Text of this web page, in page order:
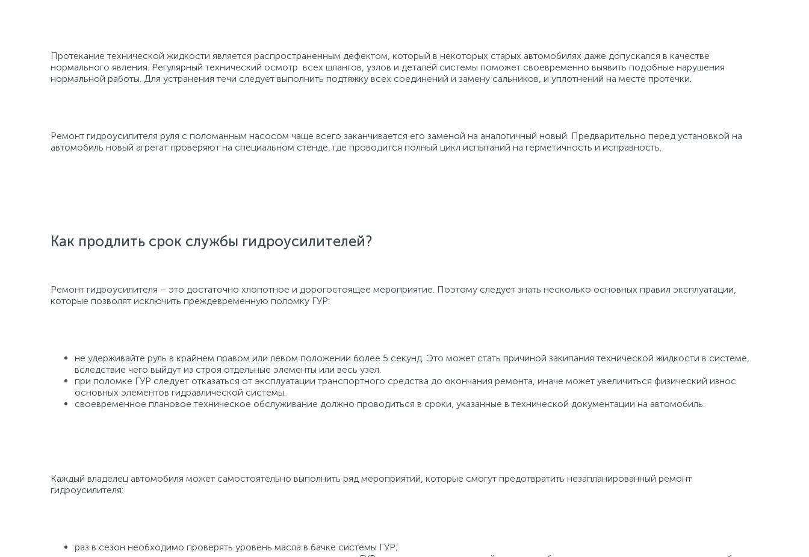
Протекание технической жидкости является распространенным дефектом, который в некоторых старых автомобилях даже допускался в качестве
нормального явления. Регулярный технический осмотр всех шлангов, узлов и деталей системы поможет своевременно выявить подобные нарушения
нормальной работы. Для устранения течи следует выполнить подтяжку всех соединений и замену сальников, и уплотнений на месте протечки.
Ремонт гидроусилителя руля с поломанным насосом чаще всего заканчивается его заменой на аналогичный новый. Предварительно перед установкой на
автомобиль новый агрегат проверяют на специальном стенде, где проводится полный цикл испытаний на герметичность и исправность.
Как продлить срок службы гидроусилителей?
Ремонт гидроусилителя – это достаточно хлопотное и дорогостоящее мероприятие. Поэтому следует знать несколько основных правил эксплуатации,
которые позволят исключить преждевременную поломку ГУР:
не удерживайте руль в крайнем правом или левом положении более 5 секунд. Это может стать причиной закипания технической жидкости в системе,
вследствие чего выйдут из строя отдельные элементы или весь узел.
при поломке ГУР следует отказаться от эксплуатации транспортного средства до окончания ремонта, иначе может увеличиться физический износ
основных элементов гидравлической системы.
своевременное плановое техническое обслуживание должно проводиться в сроки, указанные в технической документации на автомобиль.
Каждый владелец автомобиля может самостоятельно выполнить ряд мероприятий, которые смогут предотвратить незапланированный ремонт
гидроусилителя:
раз в сезон необходимо проверять уровень масла в бачке системы ГУР;